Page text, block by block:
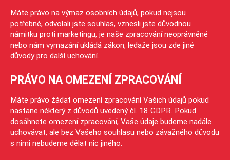
Máte právo na výmaz osobních údajů, pokud nejsou
potřebné, odvolali jste souhlas, vznesli jste důvodnou
námitku proti marketingu, je naše zpracování neoprávněné
nebo nám vymazání ukládá zákon, ledaže jsou zde jiné
důvody pro další uchování.
PRÁVO NA OMEZENÍ ZPRACOVÁNÍ
Máte právo žádat omezení zpracování Vašich údajů pokud
nastane některý z důvodů uvedený čl. 18 GDPR. Pokud
dosáhnete omezení zpracování, Vaše údaje budeme nadále
uchovávat, ale bez Vašeho souhlasu nebo závažného důvodu
s nimi nebudeme dělat nic jiného.